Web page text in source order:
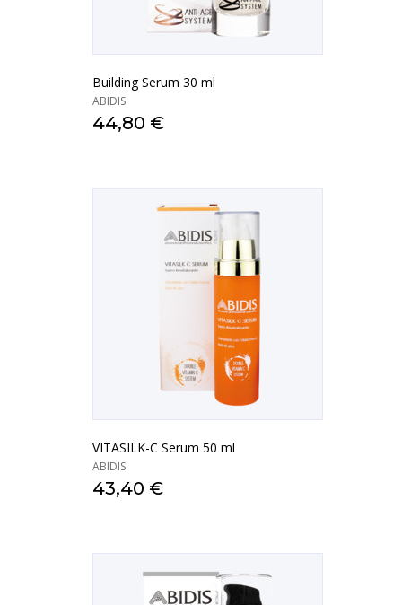
Building Serum 30 ml
ABIDIS
44,80 €
VITASILK-C Serum 50 ml
ABIDIS
43,40 €